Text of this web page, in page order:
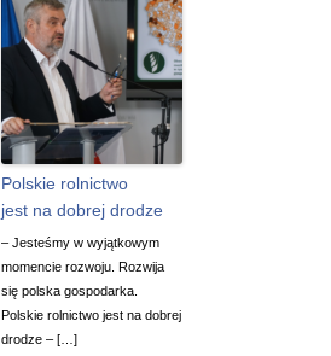
Polskie rolnictwo
jest na dobrej drodze
– Jesteśmy w wyjątkowym
momencie rozwoju. Rozwija
się polska gospodarka.
Polskie rolnictwo jest na dobrej
drodze – […]